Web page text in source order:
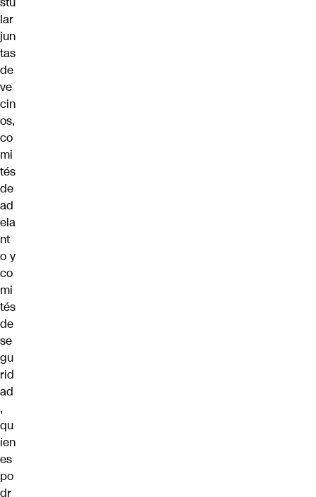
lar
jun
tas
de
ve
cin
os,
co
mi
tés
de
ad
ela
nt
o y
co
mi
tés
de
se
gu
rid
ad
,
qu
ien
es
po
dr